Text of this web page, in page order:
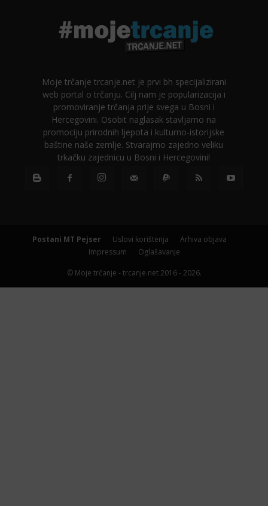
Moje trčanje trcanje.net je prvi bh specijalizirani
web portal o trčanju. Cilj nam je popularizacija i
promoviranje trčanja prije svega u Bosni i
Hercegovini. Osobit naglasak stavljamo na
promociju prirodnih ljepota i kulturno-istorijske
baštine naše zemlje. Stvarajmo zajedno veliku
trkačku zajednicu u Bosni i Hercegovini!
Postani MT Pejser Uslovi korištenja
Arhiva objava
Impressum
Oglašavanje
© Moje trčanje - trcanje.net 2016 - 2026.